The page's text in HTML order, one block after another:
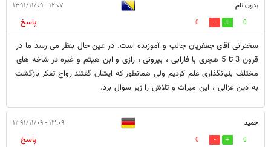
بدون نام ۱۲:۰۷ - ۱۳۹۱/۱۱/۰۹
0
0
پاسخ
سخنرانی آقای جعفریان جالب و آموزنده است. در عین حال بنظر می رسد ما در
قرون 3 تا 5 هجری با فارابی ، بیرونی ، رازی و ابن هیثم و غیره در شاخه های
مختلف بنیانگذاری علم کردیم ولی همانطور که ایشان گفتند رواج تفکر بازگشت
به دین غزالی ، این میراث و تلاش را زیر سوال برد.
حمید ۱۳:۰۹ - ۱۳۹۱/۱۱/۰۹
0
0
پاسخ